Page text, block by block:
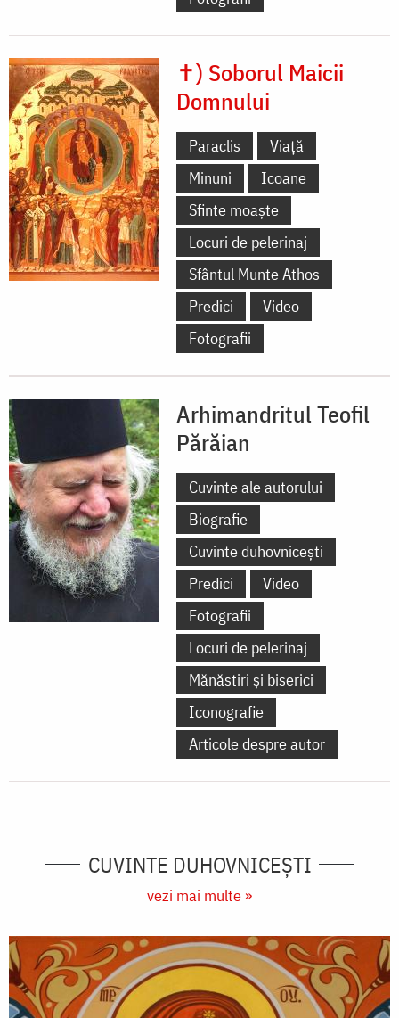
✝) Soborul Maicii
Domnului
Paraclis
Viață
Minuni
Icoane
Sfinte moaște
Locuri de pelerinaj
Sfântul Munte Athos
Predici
Video
Fotografii
Arhimandritul Teofil
Părăian
Cuvinte ale autorului
Biografie
Cuvinte duhovnicești
Predici
Video
Fotografii
Locuri de pelerinaj
Mănăstiri și biserici
Iconografie
Articole despre autor
CUVINTE DUHOVNICEȘTI
vezi mai multe »